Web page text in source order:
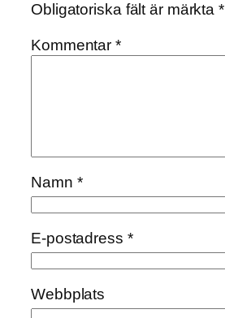
Obligatoriska fält är märkta*
Kommentar*
Namn *
E-postadress *
Webbplats